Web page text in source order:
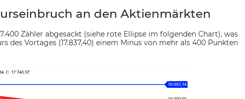
an den Aktienmärkten
Zähler abgesackt (siehe rote Ellipse im folgenden Chart), was
des Vortages (17.837,40) einem Minus von mehr als 400 Punkten